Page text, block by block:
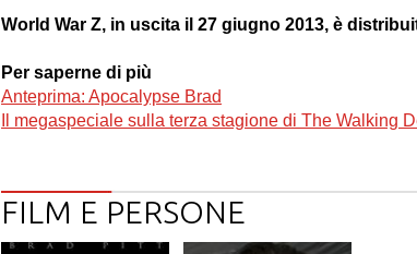
World War Z, in uscita il 27 giugno 2013, è
Per saperne di più
Anteprima: Apocalypse Brad
Il megaspeciale sulla terza stagione di The Walking
FILM E PERSONE